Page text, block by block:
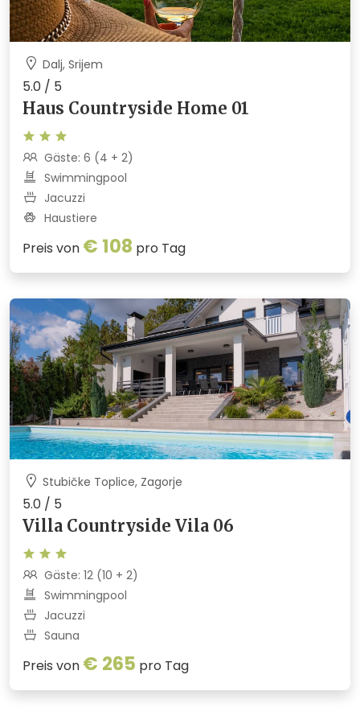
Dalj, Srijem
5.0 / 5
Haus Countryside Home 01
Gäste: 6 (4 + 2)
Swimmingpool
Jacuzzi
Haustiere
Preis von € 108 pro Tag
Stubičke Toplice, Zagorje
5.0 / 5
Villa Countryside Vila 06
Gäste: 12 (10 + 2)
Swimmingpool
Jacuzzi
Sauna
Preis von € 265 pro Tag